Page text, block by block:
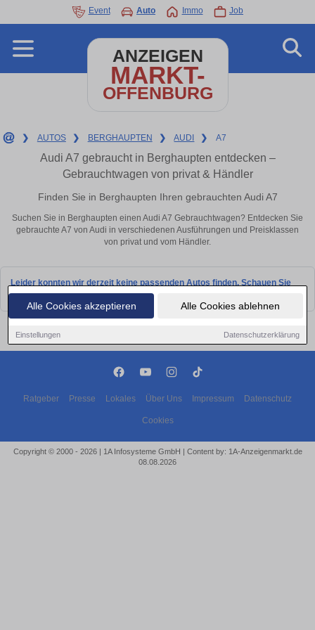
Alle Cookies akzeptieren Alle Cookies ablehnen
Einstellungen Datenschutzerklärung
Event Auto Immo Job
ANZEIGEN
MARKT-
OFFENBURG
❯ AUTOS ❯ BERGHAUPTEN ❯ AUDI ❯ A7
Audi A7 gebraucht in Berghaupten entdecken –
Gebrauchtwagen von privat & Händler
Finden Sie in Berghaupten Ihren gebrauchten Audi A7
Suchen Sie in Berghaupten einen Audi A7 Gebrauchtwagen? Entdecken Sie
gebrauchte A7 von Audi in verschiedenen Ausführungen und Preisklassen
von privat und vom Händler.
Leider konnten wir derzeit keine passenden Autos finden. Schauen Sie
bald wieder vorbei!
Ratgeber Presse Lokales Über Uns Impressum Datenschutz
Cookies
Copyright © 2000 - 2026 | 1A Infosysteme GmbH | Content by: 1A-Anzeigenmarkt.de
08.08.2026